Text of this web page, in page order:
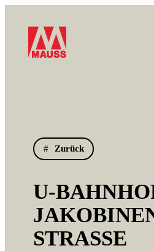
Zurück
U-
STRASSE